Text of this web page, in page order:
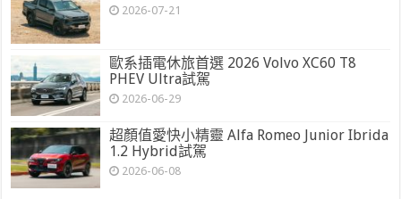
2026-07-21
歐系插電休旅首選 2026 Volvo XC60 T8
PHEV Ultra試駕
2026-06-29
超顏值愛快小精靈 Alfa Romeo Junior Ibrida
1.2 Hybrid試駕
2026-06-08